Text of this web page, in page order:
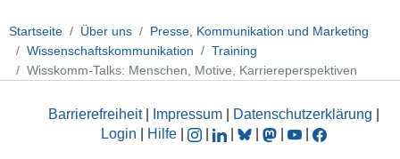
Startseite Über uns
Presse, Kommunikation und Marketing
Wissenschaftskommunikation
Training
Wisskomm-Talks: Menschen, Motive, Karriereperspektiven
Barrierefreiheit| Impressum Datenschutzerklärung
Login
Hilfe